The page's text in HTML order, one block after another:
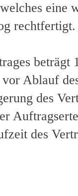
eine
rechtfertigt.
vor Ablauf
des
des